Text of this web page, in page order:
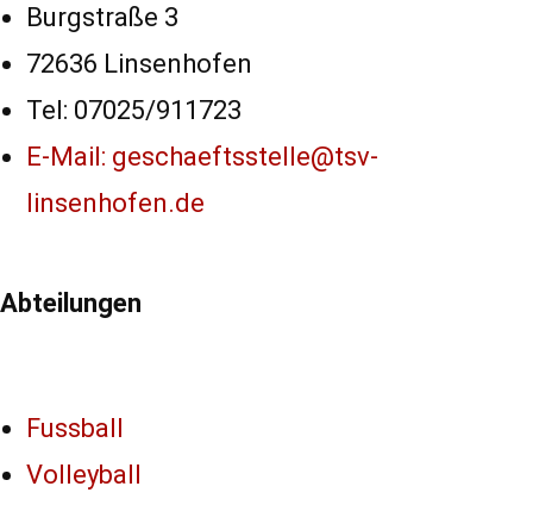
Burgstraße 3
72636 Linsenhofen
Tel: 07025/911723
E-Mail: geschaeftsstelle@tsv-
linsenhofen.de
Abteilungen
Fussball
Volleyball
Marketing
Interessen und Ihr
Verhalten beim
Besuch unserer
Website mitteilen,
personalisierte
Inhalte und